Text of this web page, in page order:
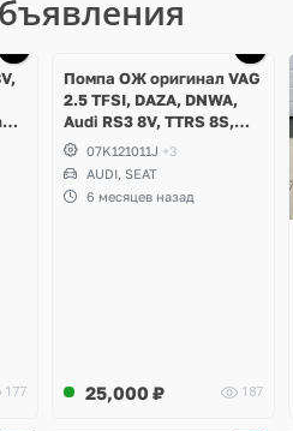
177
Помпа ОЖ оригинал VAG
2.5 TFSI, DAZA, DNWA,
Audi RS3 8V, TTRS 8S,
RSQ3 F3
07K121011J +3
AUDI, SEAT
6 месяцев назад
25,000 ₽ 187